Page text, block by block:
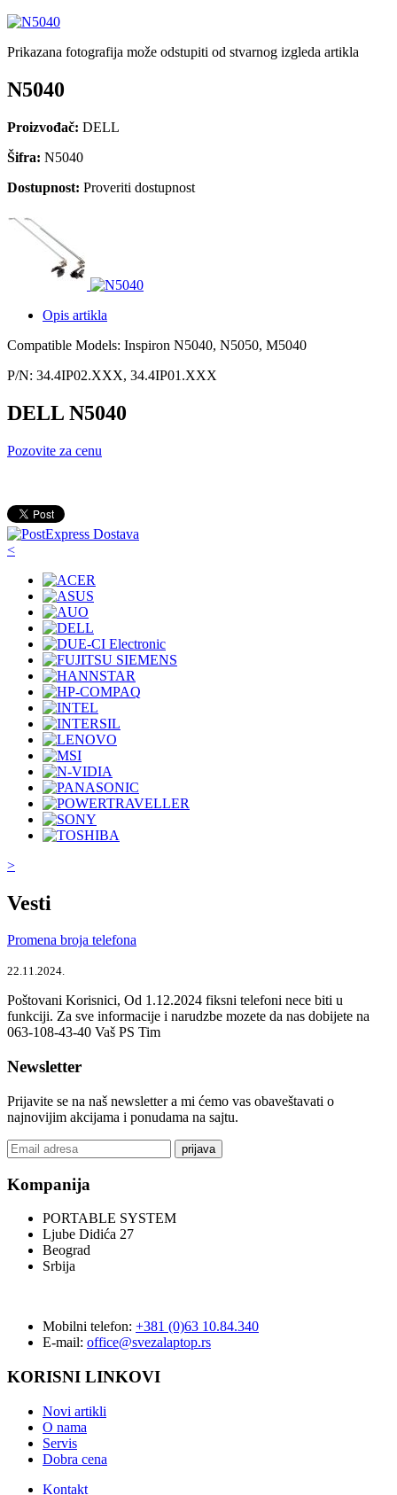
Prikazana fotografija može odstupiti od stvarnog izgleda artikla
N5040
Proizvođač: DELL
Šifra: N5040
Dostupnost: Proveriti dostupnost
Opis artikla
Compatible Models: Inspiron N5040, N5050, M5040
P/N: 34.4IP02.XXX, 34.4IP01.XXX
DELL N5040
Pozovite za cenu
<
>
Vesti
Promena broja telefona
22.11.2024.
Poštovani Korisnici, Od 1.12.2024 fiksni telefoni nece biti u
funkciji. Za sve informacije i narudzbe mozete da nas dobijete na
063-108-43-40 Vaš PS Tim
Newsletter
Prijavite se na naš newsletter a mi ćemo vas obaveštavati o
najnovijim akcijama i ponudama na sajtu.
prijava
Kompanija
PORTABLE SYSTEM
Ljube Didića 27
Beograd
Srbija
Mobilni telefon: +381 (0)63 10.84.340
E-mail: office@svezalaptop.rs
KORISNI LINKOVI
Novi artikli
O nama
Servis
Dobra cena
Kontakt